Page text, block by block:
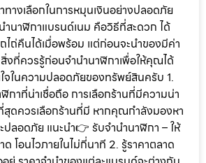
างเลือกในการหมุนเงินอย่างปลอดภัย
ำนาฬิกาแบรนด์เนม คือวิธีที่สะดวก ได้
ถไถ่คืนได้เมื่อพร้อม แต่ก่อนจะนำของมีค่า
งที่ควรรู้ก่อนจำนำนาฬิกาเพื่อให้คุณได้
จในความปลอดภัยของทรัพย์สินครับ 1.
กาที่น่าเชื่อถือ การเลือกร้านที่มีความน่า
ดควรเลือกร้านที่มี หากคุณกำลังมองหา
ปลอดภัย แนะนำ👉 รับจำนำนาฬิกา – ให้
โอนไวภายในไม่กี่นาที 2. รู้ราคาตลาด